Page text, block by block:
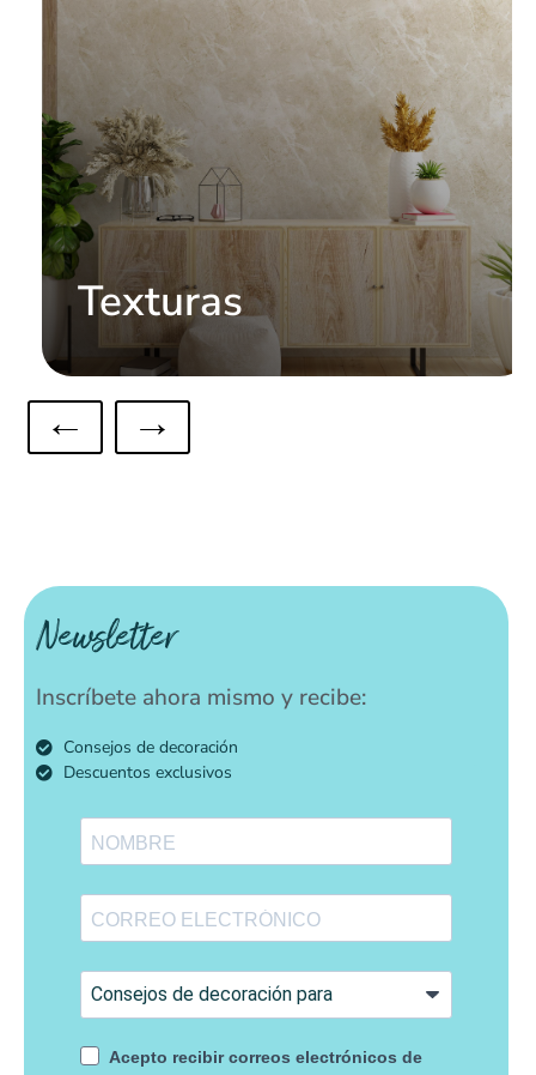
Texturas
← →
Newsletter
Inscríbete ahora mismo y recibe:
Consejos de decoración
Descuentos exclusivos
Acepto recibir correos electrónicos de